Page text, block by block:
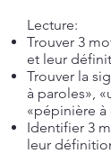
Lecture:
Trouver 3
et leur
Trouver la
à paroles»,
«pépinière à
Identifier 3
leur